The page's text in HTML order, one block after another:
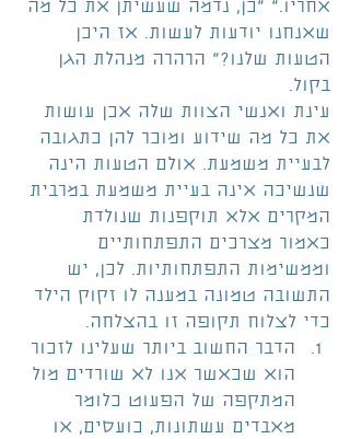
אחריו." "כן, נדמה שעשיתן את כל מה
שאנחנו יודעות לעשות. אז היכן
הטעות שלנו?" הרהרה מנהלת הגן
בקול.
עינת ואנשי הצוות שלה אכן עושות
את כל מה שידוע ומוכר להן כתגובה
לבעיית משמעת. אולם הטעות הינה
שנשיכה אינה בעיית משמעת במרבית
המקרים אלא תוקפנות שנולדת
כאמור מצרכים התפתחותיים
וממשימות התפתחותיות. לכן, יש
התשובה טמונה במענה לו זקוק הילד
כדי לצלוח תקופה זו בהצלחה.
הדבר החשוב ביותר שעלינו לזכור
הוא שכאשר אנו לא שורדים מול
המתקפה של הפעוט כלומר
מאבדים עשתונות, כועסים, או